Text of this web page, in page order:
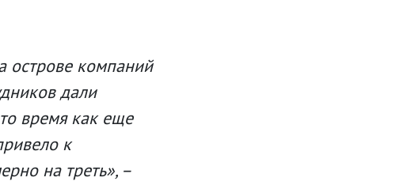
острове компаний
дали
время как еще
к
на треть», –